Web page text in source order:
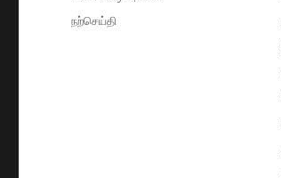
on
Categories
நற்செய்தி